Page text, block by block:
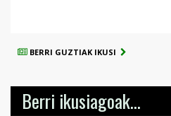
BERRI GUZTIAK IKUSI
Berri ikusiagoak...